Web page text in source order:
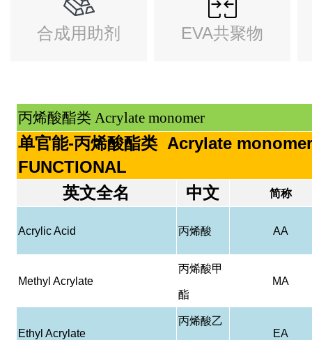
合成用助剂 EVA共聚物
丙烯酸酯类 Acrylate monomer
单官能-丙烯酸酯类 Acrylate
FUNCTIONAL
英文全名
中文 简称
Acrylic Acid 丙烯酸 AA
Methyl Acrylate
丙烯酸甲
酯
MA
Ethyl Acrylate
丙烯酸乙
EA